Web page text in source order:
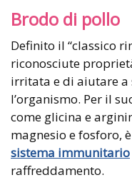
Brodo di pollo
Definito il “classico
riconosciute
irritata e di aiutare
l’organismo. Per il
come glicina e
magnesio e fosforo,
sistema immunitario
raffreddamento.